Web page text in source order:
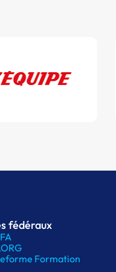
fédéraux
Formation